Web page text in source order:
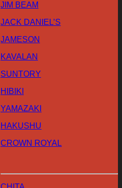
JIM BEAM
JACK DANIEL’S
JAMESON
KAVALAN
SUNTORY
HIBIKI
YAMAZAKI
HAKUSHU
CROWN ROYAL